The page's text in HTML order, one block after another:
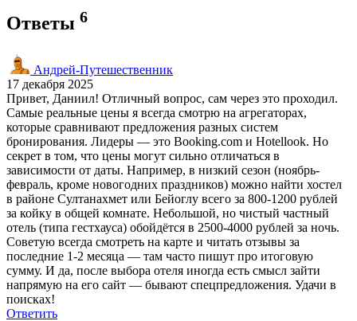
Ответы 6
Андрей-Путешественник
17 декабря 2025
Привет, Даниил! Отличный вопрос, сам через это проходил.
Самые реальные цены я всегда смотрю на агрегаторах,
которые сравнивают предложения разных систем
бронирования. Лидеры — это Booking.com и Hotellook. Но
секрет в том, что цены могут сильно отличаться в
зависимости от даты. Например, в низкий сезон (ноябрь-
февраль, кроме новогодних праздников) можно найти хостел
в районе Султанахмет или Бейоглу всего за 800-1200 рублей
за койку в общей комнате. Небольшой, но чистый частный
отель (типа гестхауса) обойдётся в 2500-4000 рублей за ночь.
Советую всегда смотреть на карте и читать отзывы за
последние 1-2 месяца — там часто пишут про итоговую
сумму. И да, после выбора отеля иногда есть смысл зайти
напрямую на его сайт — бывают спецпредложения. Удачи в
поисках!
Ответить